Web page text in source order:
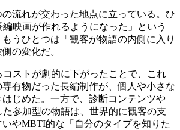
流れが交わった地点に立っている。ひ
映画が作れるようになった」という
うひとつは「観客が物語の内側に入り
の変化だ。
ストが劇的に下がったことで、これ
有物だった長編制作が、個人や小さな
じめた。一方で、診断コンテンツや
た参加型の物語は、世界的に観客の支
やMBTI的な「自分のタイプを知りた